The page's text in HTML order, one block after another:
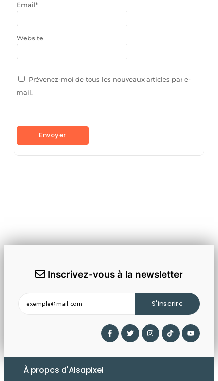
Email*
Website
Prévenez-moi de tous les nouveaux articles par e-
mail.
Inscrivez-vous à la newsletter
S'inscrire
À propos d'Alsapixel